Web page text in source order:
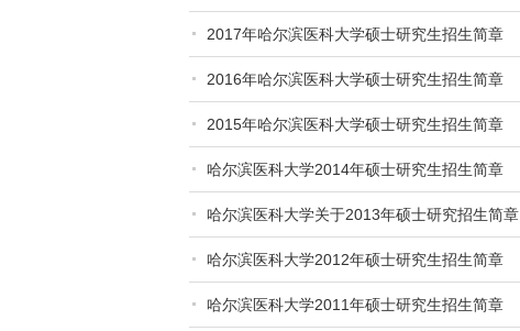
2017年哈尔滨医科大学硕士研究生招生简章
2016年哈尔滨医科大学硕士研究生招生简章
2015年哈尔滨医科大学硕士研究生招生简章
哈尔滨医科大学2014年硕士研究生招生简章
哈尔滨医科大学关于2013年硕士研究招生简章
哈尔滨医科大学2012年硕士研究生招生简章
哈尔滨医科大学2011年硕士研究生招生简章